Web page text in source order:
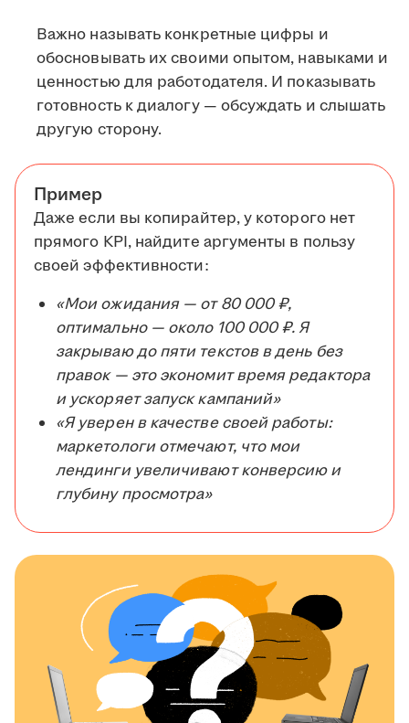
Важно называть конкретные цифры и
обосновывать их своими опытом, навыками и
ценностью для работодателя. И показывать
готовность к диалогу — обсуждать и слышать
другую сторону.
Пример
Даже если вы копирайтер, у которого нет
прямого KPI, найдите аргументы в пользу
своей эффективности:
«Мои ожидания — от 80 000 ₽,
оптимально — около 100 000 ₽. Я
закрываю до пяти текстов в день без
правок — это экономит время редактора
и ускоряет запуск кампаний»
«Я уверен в качестве своей работы:
маркетологи отмечают, что мои
лендинги увеличивают конверсию и
глубину просмотра»